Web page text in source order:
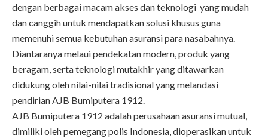
dengan berbagai macam akses dan teknologi yang mudah
dan canggih untuk mendapatkan solusi khusus guna
memenuhi semua kebutuhan asuransi para nasabahnya.
Diantaranya melaui pendekatan modern, produk yang
beragam, serta teknologi mutakhir yang ditawarkan
didukung oleh nilai-nilai tradisional yang melandasi
pendirian AJB Bumiputera 1912.
AJB Bumiputera 1912 adalah perusahaan asuransi mutual,
dimiliki oleh pemegang polis Indonesia, dioperasikan untuk